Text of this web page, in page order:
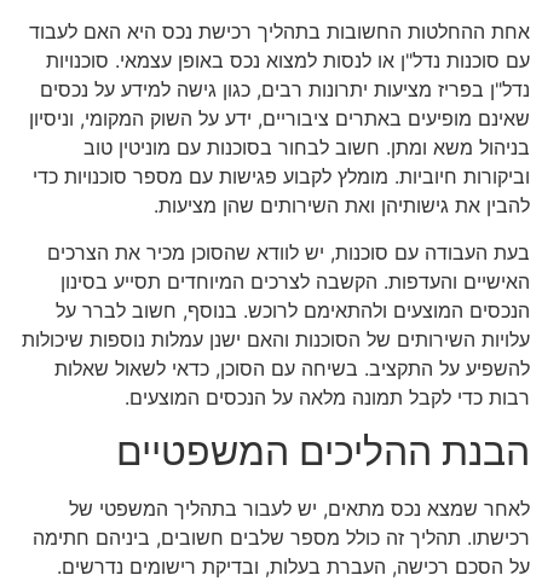
אחת ההחלטות החשובות בתהליך רכישת נכס היא האם לעבוד
עם סוכנות נדל"ן או לנסות למצוא נכס באופן עצמאי. סוכנויות
נדל"ן בפריז מציעות יתרונות רבים, כגון גישה למידע על נכסים
שאינם מופיעים באתרים ציבוריים, ידע על השוק המקומי, וניסיון
בניהול משא ומתן. חשוב לבחור בסוכנות עם מוניטין טוב
וביקורות חיוביות. מומלץ לקבוע פגישות עם מספר סוכנויות כדי
להבין את גישותיהן ואת השירותים שהן מציעות.
בעת העבודה עם סוכנות, יש לוודא שהסוכן מכיר את הצרכים
האישיים והעדפות. הקשבה לצרכים המיוחדים תסייע בסינון
הנכסים המוצעים ולהתאימם לרוכש. בנוסף, חשוב לברר על
עלויות השירותים של הסוכנות והאם ישנן עמלות נוספות שיכולות
להשפיע על התקציב. בשיחה עם הסוכן, כדאי לשאול שאלות
רבות כדי לקבל תמונה מלאה על הנכסים המוצעים.
הבנת ההליכים המשפטיים
לאחר שמצא נכס מתאים, יש לעבור בתהליך המשפטי של
רכישתו. תהליך זה כולל מספר שלבים חשובים, ביניהם חתימה
על הסכם רכישה, העברת בעלות, ובדיקת רישומים נדרשים.